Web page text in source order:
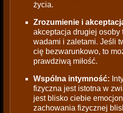
życia.
Zrozumienie i
akceptacja drugiej osoby
wadami i zaletami. Jeśli
cię bezwarunkowo, to
prawdziwą miłość.
Wspólna intymność:
fizyczna jest istotna w
jest blisko ciebie
zachowania fizycznej